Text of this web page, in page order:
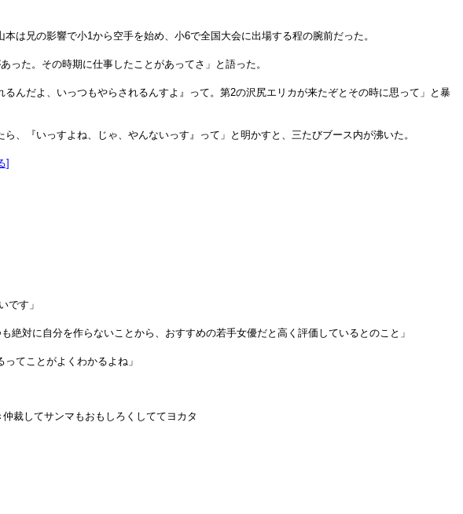
は兄の影響で小1から空手を始め、小6で全国大会に出場する程の腕前だった。
た。その時期に仕事したことがあってさ」と語った。
んだよ、いっつもやらされるんすよ』って。第2の沢尻エリカが来たぞとその時に思って」と暴
、『いっすよね、じゃ、やんないっす』って」と明かすと、三たびブース内が沸いた。
]
です」
対に自分を作らないことから、おすすめの若手女優だと高く評価しているとのこと」
てことがよくわかるよね」
裁してサンマもおもしろくしててヨカタ